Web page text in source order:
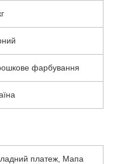
фарбування
платеж, Мапа